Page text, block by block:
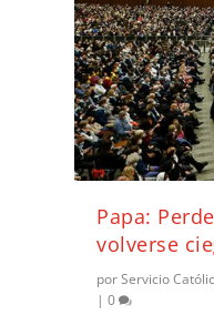
Papa:
volverse
porServicio
|0